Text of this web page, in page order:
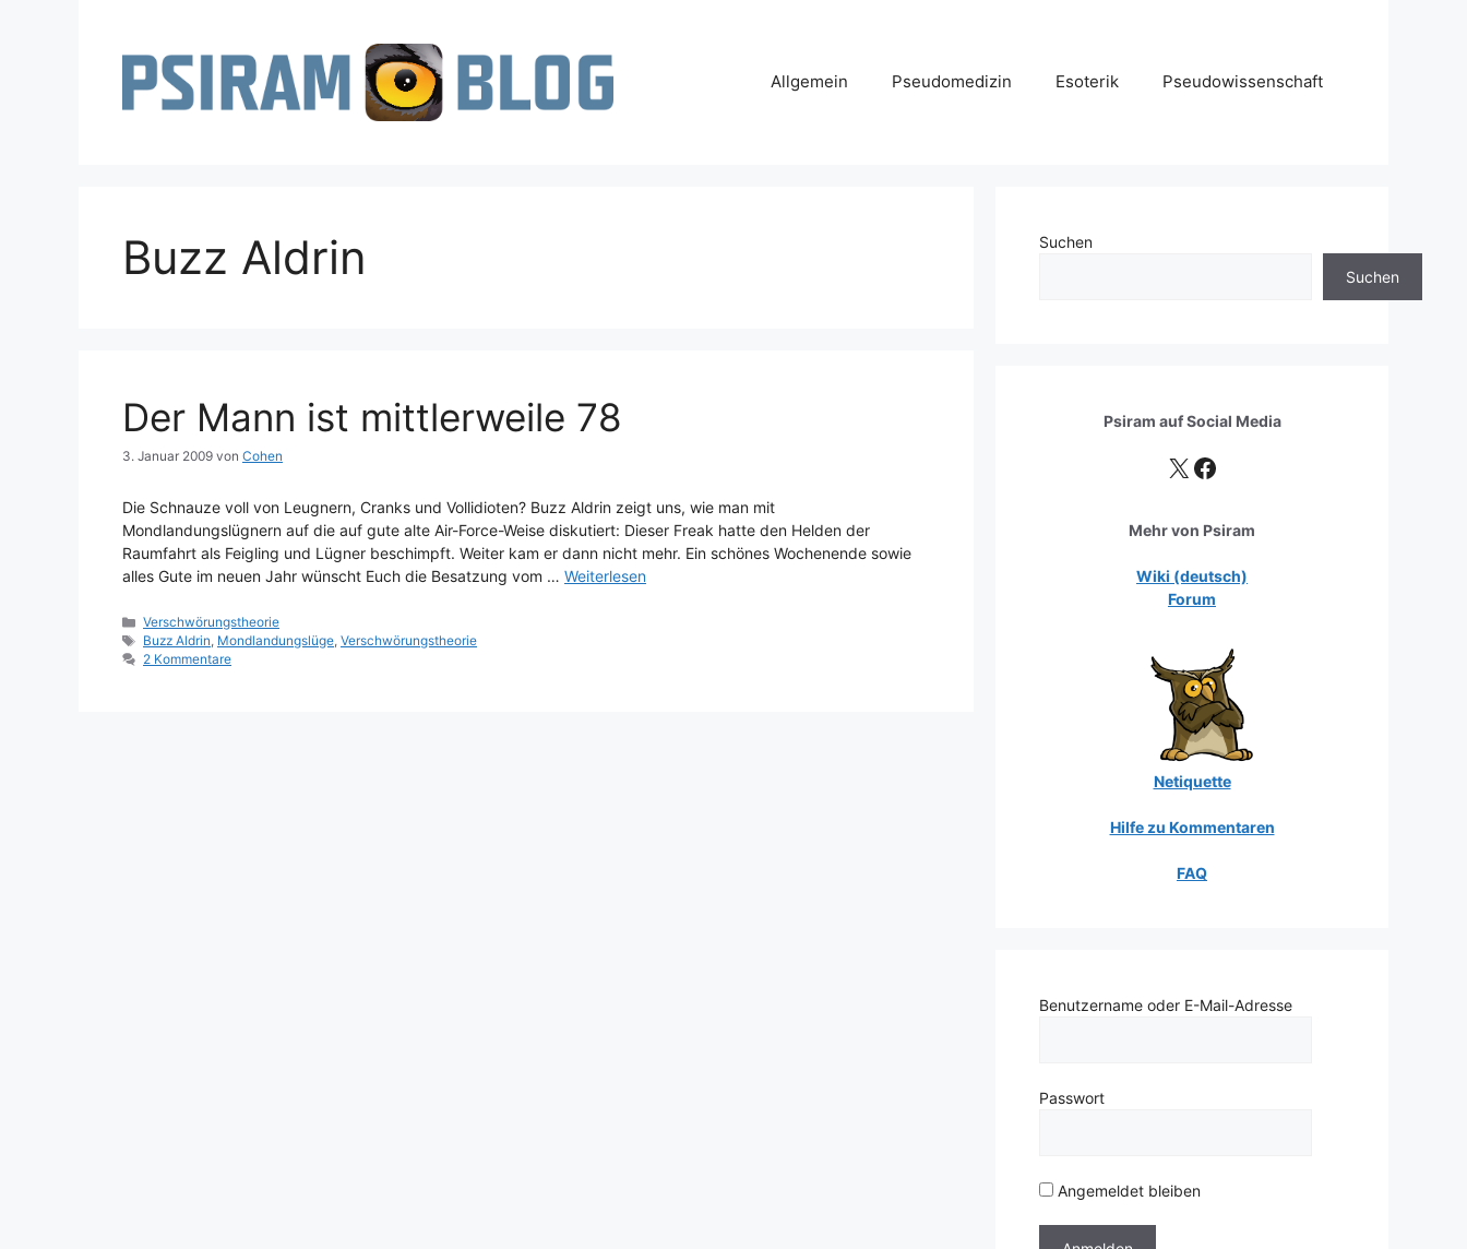
Allgemein Pseudomedizin Esoterik Pseudowissenschaft
Buzz Aldrin
Der Mann ist mittlerweile 78
3. Januar 2009 von Cohen
Die Schnauze voll von Leugnern, Cranks und Vollidioten? Buzz Aldrin zeigt uns, wie man mit
Mondlandungslügnern auf die auf gute alte Air-Force-Weise diskutiert: Dieser Freak hatte den Helden der
Raumfahrt als Feigling und Lügner beschimpft. Weiter kam er dann nicht mehr. Ein schönes Wochenende sowie
alles Gute im neuen Jahr wünscht Euch die Besatzung vom … Weiterlesen
Kategorien
Verschwörungstheorie
Schlagwörter
Buzz Aldrin, Mondlandungslüge,Verschwörungstheorie
2 Kommentare
Suchen
Suchen
Psiram aufSocial Media
X Facebook
Mehr von Psiram
Wiki (deutsch)
Forum
Netiquette
Hilfe zu Kommentaren
FAQ
Benutzername oder E-Mail-Adresse
Passwort
Angemeldet bleiben